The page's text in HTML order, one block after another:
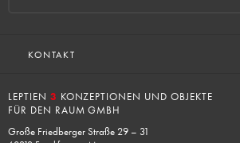
KONTAKT
LEPTIEN 3 KONZEPTIONEN UND OBJEKTE
FÜR DEN RAUM GMBH
Große Friedberger Straße 29 – 31